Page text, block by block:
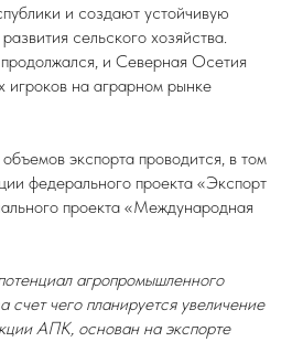
и создают устойчивую
сельского хозяйства.
и Северная Осетия
игроков на аграрном рынке
экспорта проводится, в том
федерального проекта «Экспорт
проекта «Международная
агропромышленного
счет чего планируется увеличение
АПК, основан на экспорте